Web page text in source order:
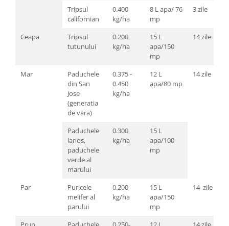
Tripsul
californian
0.400
kg/ha
8 L apa/ 76
mp
3 zile
Ceapa
Tripsul
tutunului
0.200
kg/ha
15 L
apa/150
mp
14 zile
Mar
Paduchele
din San
Jose
(generatia
de vara)
0.375 -
0.450
kg/ha
12 L
apa/80 mp
14 zile
Paduchele
lanos,
paduchele
verde al
marului
0.300
kg/ha
15 L
apa/100
mp
Par
Puricele
melifer al
parului
0.200
kg/ha
15 L
apa/150
mp
14 zile